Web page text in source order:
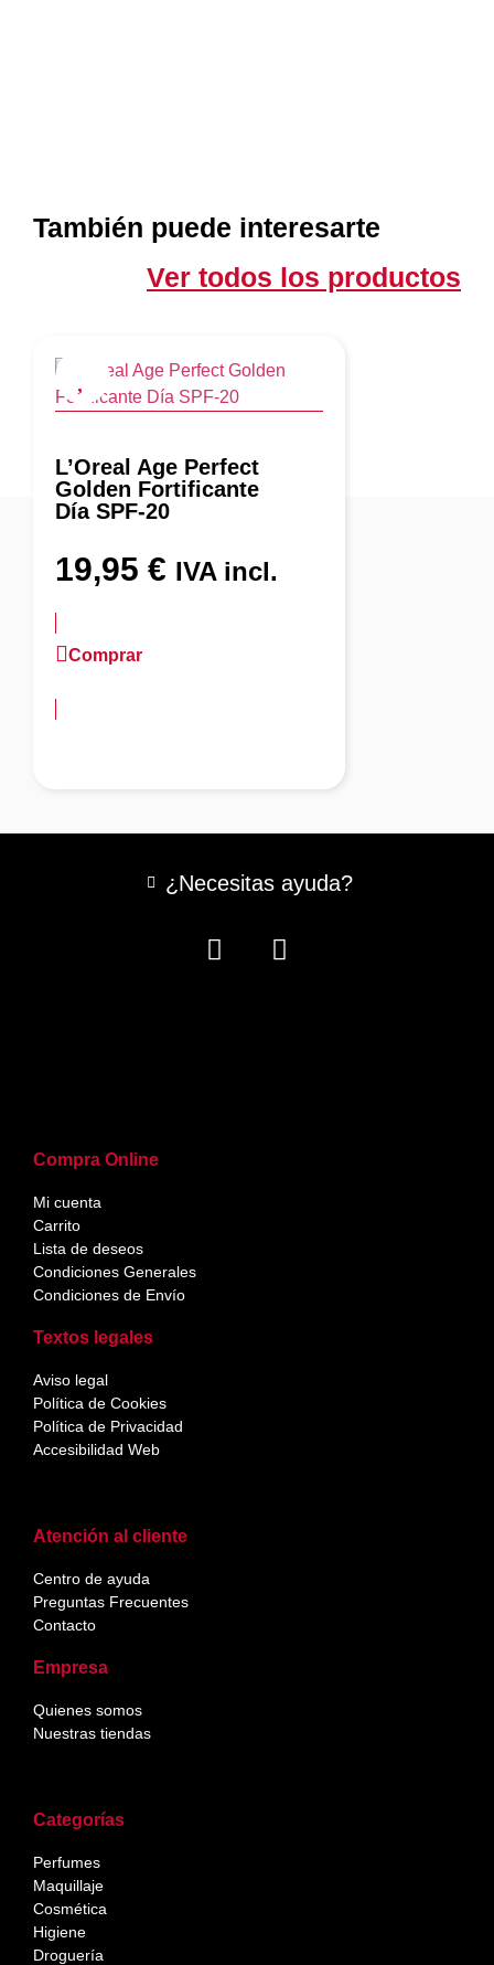
También puede interesarte
Ver todos los productos
L’Oreal Age Perfect
Golden Fortificante
Día SPF-20
19,95 € IVA incl.
Comprar
Categorías
Perfumes
Maquillaje
Cosmética
Higiene
Droguería
Atención al cliente
Centro de ayuda
Preguntas Frecuentes
Contacto
Empresa
Quienes somos
Nuestras tiendas
Compra Online
Mi cuenta
Carrito
Lista de deseos
Condiciones Generales
Condiciones de Envío
Textos legales
Aviso legal
Política de Cookies
Política de Privacidad
Accesibilidad Web
¿Necesitas ayuda?